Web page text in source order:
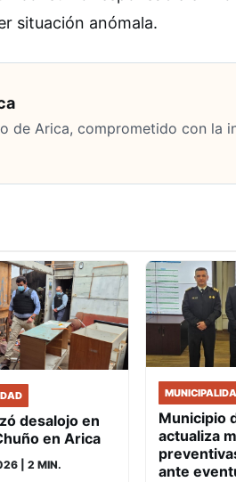
situación anómala.
de Arica, comprometido con la
desalojo en
en Arica
| 2 MIN.
Municipio
actualiza
ante